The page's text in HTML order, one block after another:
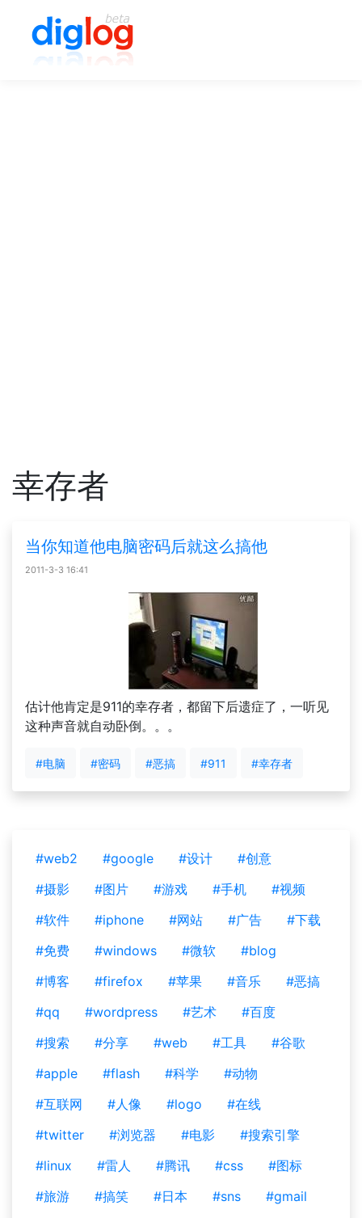
幸存者
当你知道他电脑密码后就这么搞他
2011-3-3 16:41
估计他肯定是911的幸存者，都留下后遗症了，一听见
这种声音就自动卧倒。。。
#电脑 #密码 #恶搞 #911 #幸存者
#web2 #google #设计
#创意
#摄影
#图片 #游戏 #手机
#视频
#软件
#iphone #网站 #广告
#下载
#免费
#windows #微软
#blog
#博客
#firefox #苹果 #音乐
#恶搞
#qq
#wordpress #艺术
#百度
#搜索
#分享 #web #工具
#谷歌
#apple
#flash #科学
#动物
#互联网
#人像 #logo
#在线
#twitter
#浏览器 #电影
#搜索引擎
#linux
#雷人 #腾讯 #css
#图标
#旅游
#搞笑 #日本 #sns
#gmail